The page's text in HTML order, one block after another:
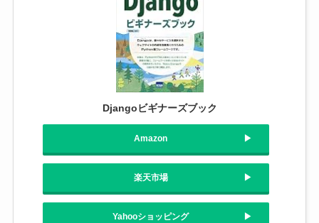
Djangoビギナーズブック
Amazon
楽天市場
Yahooショッピング